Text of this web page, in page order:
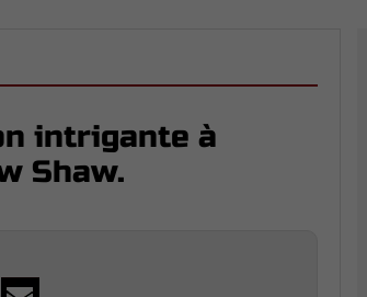
intrigante à
Shaw.